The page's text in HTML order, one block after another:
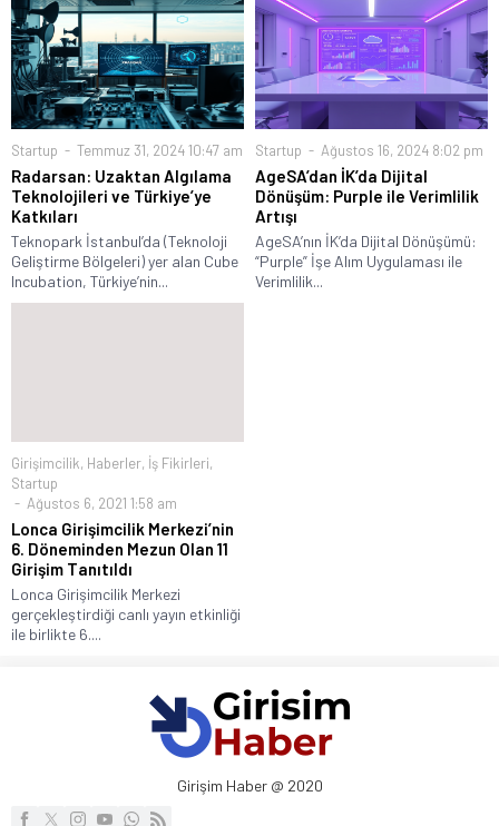
Startup Temmuz 31, 2024 10:47 am
Radarsan: Uzaktan Algılama
Teknolojileri ve Türkiye’ye
Katkıları
Teknopark İstanbul’da (Teknoloji
Geliştirme Bölgeleri) yer alan Cube
Incubation, Türkiye’nin...
Startup Ağustos 16, 2024 8:02 pm
AgeSA’dan İK’da Dijital
Dönüşüm: Purple ile Verimlilik
Artışı
AgeSA’nın İK’da Dijital Dönüşümü:
“Purple” İşe Alım Uygulaması ile
Verimlilik...
Girişimcilik, Haberler, İş Fikirleri,
Startup
Ağustos 6, 2021 1:58 am
Lonca Girişimcilik Merkezi’nin
6. Döneminden Mezun Olan 11
Girişim Tanıtıldı
Lonca Girişimcilik Merkezi
gerçekleştirdiği canlı yayın etkinliği
ile birlikte 6....
Girişim Haber @ 2020